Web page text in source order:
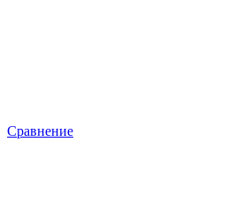
Сравнение